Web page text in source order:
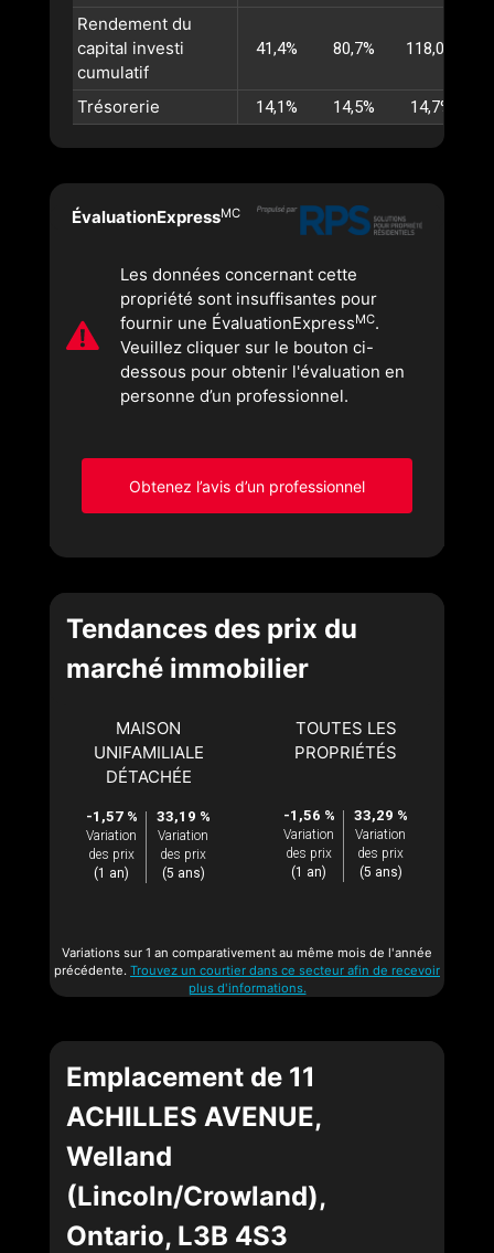
Rendement du
capital investi
cumulatif
41,4% 80,7% 118,0%
Trésorerie 14,1% 14,5% 14,7%
ÉvaluationExpressMC
Les données concernant cette
propriété sont insuffisantes pour
fournir une ÉvaluationExpressMC.
Veuillez cliquer sur le bouton ci-
dessous pour obtenir l'évaluation en
personne d’un professionnel.
Obtenez l’avis d’un professionnel
Tendances des prix du
marché immobilier
MAISON
UNIFAMILIALE
DÉTACHÉE
-1,57 %
Variation
des prix
(1 an)
33,19 %
Variation
des prix
(5 ans)
TOUTES LES
PROPRIÉTÉS
-1,56 %
Variation
des prix
(1 an)
33,29 %
Variation
des prix
(5 ans)
Variations sur 1 an comparativement au même mois de l'année
précédente. Trouvez un courtier dans ce secteur afin de recevoir
plus d'informations.
Emplacement de 11
ACHILLES AVENUE,
Welland
(Lincoln/Crowland),
Ontario, L3B 4S3